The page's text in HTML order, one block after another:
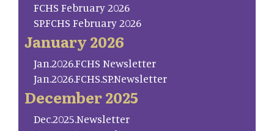
FCHS February 2026
SP.FCHS February 2026
January 2026
Jan.2026.FCHS Newsletter
Jan.2026.FCHS.SP.Newsletter
December 2025
Dec.2025.Newsletter